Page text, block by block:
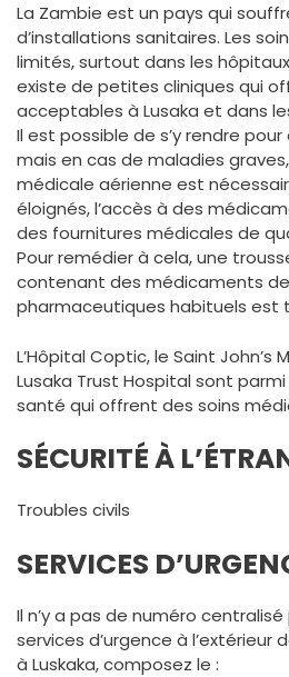
La Zambie est un pays qui
d’installations sanitaires. Les
limités, surtout dans les
existe de petites cliniques qui
acceptables à Lusaka et dans
Il est possible de s’y rendre
mais en cas de maladies
médicale aérienne est
éloignés, l’accès à des
des fournitures médicales de
Pour remédier à cela, une
contenant des médicaments
pharmaceutiques habituels est
L’Hôpital Coptic, le Saint John’s
Lusaka Trust Hospital sont
santé qui offrent des soins
SÉCURITÉ À
Troubles civils
SERVICES
Il n’y a pas de numéro
services d’urgence à l’extérieur
à Luskaka, composez le :